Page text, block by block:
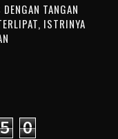
TANGAN
ISTRINYA
5 0